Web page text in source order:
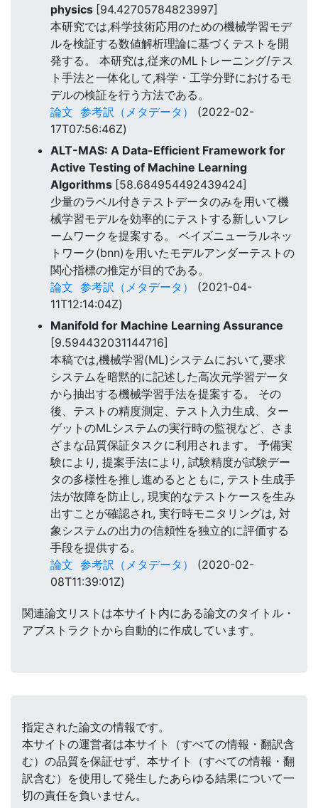
physics [94.42705784823997]
本研究では,科学技術応用のための機械学習モデ
ルを検証する数値解析理論に基づくテストを開
発する。 本研究は,従来のMLトレーニング/テス
ト手法と一体化して,科学・工学分野におけるモ
デルの検証を行う方法である。
論文 参考訳（メタデータ）
(2022-02-
17T07:56:46Z)
ALT-MAS: A Data-Efficient Framework for
Active Testing of Machine Learning
Algorithms [58.684954492439424]
少量のラベル付きテストデータのみを用いて機
械学習モデルを効率的にテストする新しいフレ
ームワークを提案する。 ベイズニューラルネッ
トワーク(bnn)を用いたモデルアンダーテストの
関心指標の推定が目的である。
論文 参考訳（メタデータ）
(2021-04-
11T12:14:04Z)
Manifold for Machine Learning Assurance
[9.594432031144716]
本稿では,機械学習(ML)システムにおいて,要求
システムを暗黙的に記述した高次元学習データ
から抽出する機械学習手法を提案する。 その
後、テストの精度測定、テスト入力生成、ター
ゲットのMLシステムの実行時の監視など、さま
ざまな品質保証タスクに利用されます。 予備実
験により, 提案手法により, 試験精度が試験デー
タの多様性を推し進めるとともに, テスト生成手
法が故障を防止し, 現実的なテストケースを生み
出すことが確認され, 実行時モニタリングは, 対
象システムの出力の信頼性を独立的に評価する
手段を提供する。
論文 参考訳（メタデータ）
(2020-02-
08T11:39:01Z)
関連論文リストは本サイト内にある論文のタイトル・
アブストラクトから自動的に作成しています。
指定された論文の情報です。
本サイトの運営者は本サイト（すべての情報・翻訳含
む）の品質を保証せず、本サイト（すべての情報・翻
訳含む）を使用して発生したあらゆる結果について一
切の責任を負いません。